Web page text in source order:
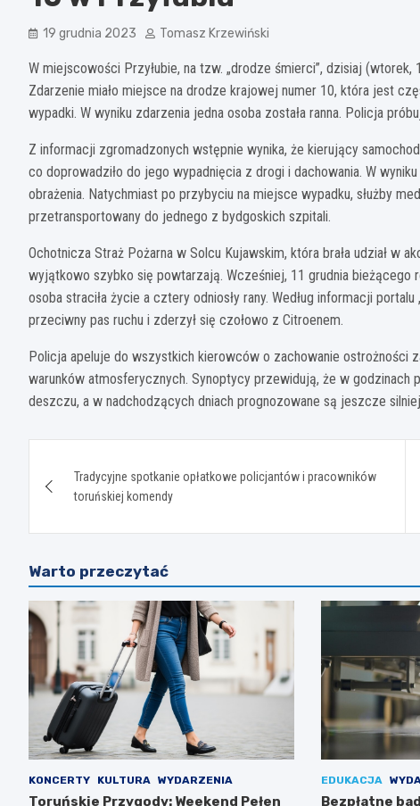
19 grudnia 2023 Tomasz Krzewiński
W miejscowości Przyłubie, na tzw. „drodze śmierci”, dzisiaj
Zdarzenie miało miejsce na drodze krajowej numer 10, która jest
wypadki. W wyniku zdarzenia jedna osoba została ranna. Policja
Z informacji zgromadzonych wstępnie wynika, że kierujący
co doprowadziło do jego wypadnięcia z drogi i dachowania. W
obrażenia. Natychmiast po przybyciu na miejsce wypadku, służby
przetransportowany do jednego z bydgoskich szpitali.
Ochotnicza Straż Pożarna w Solcu Kujawskim, która brała udział w
wyjątkowo szybko się powtarzają. Wcześniej, 11 grudnia bieżącego
osoba straciła życie a cztery odniosły rany. Według informacji
przeciwny pas ruchu i zderzył się czołowo z Citroenem.
Policja apeluje do wszystkich kierowców o zachowanie ostrożności
warunków atmosferycznych. Synoptycy przewidują, że w godzinach
deszczu, a w nadchodzących dniach prognozowane są jeszcze
wpisu
Tradycyjne spotkanie opłatkowe policjantów i pracowników
toruńskiej komendy
Warto przeczytać
KONCERTY KULTURA WYDARZENIA
Toruńskie Przygody: Weekend Pełen
EDUKACJA
Bezpłatne